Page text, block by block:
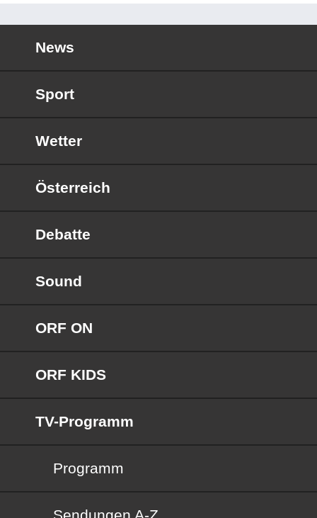
News
Sport
Wetter
Österreich
Debatte
Sound
ORF ON
ORF KIDS
TV-Programm
Programm
Sendungen von A bis Z